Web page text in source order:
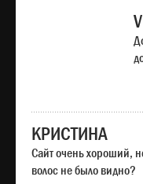
КРИСТИНА
Сайт очень хороший,
волос не было видно?